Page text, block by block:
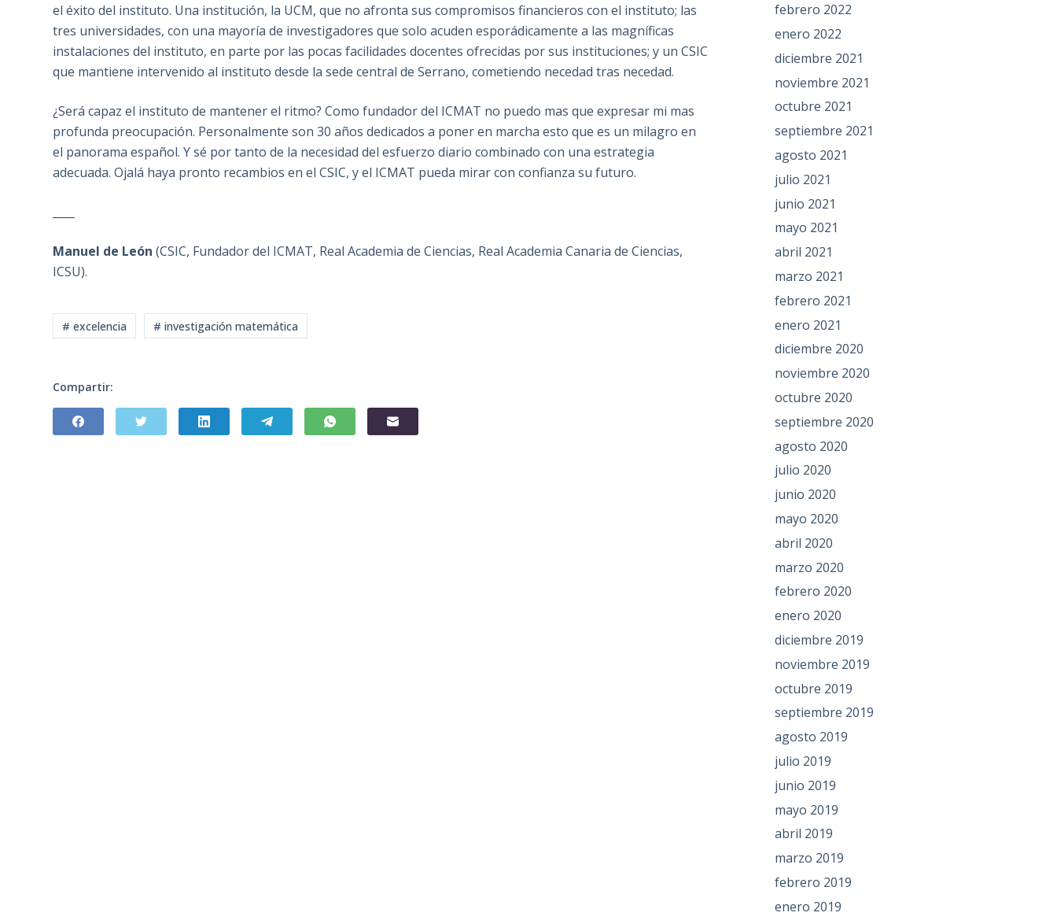
el éxito del instituto. Una institución, la UCM, que no afronta sus compromisos financieros con el instituto; las
tres universidades, con una mayoría de investigadores que solo acuden esporádicamente a las magníficas
instalaciones del instituto, en parte por las pocas facilidades docentes ofrecidas por sus instituciones; y un CSIC
que mantiene intervenido al instituto desde la sede central de Serrano, cometiendo necedad tras necedad.
¿Será capaz el instituto de mantener el ritmo? Como fundador del ICMAT no puedo mas que expresar mi mas
profunda preocupación. Personalmente son 30 años dedicados a poner en marcha esto que es un milagro en
el panorama español. Y sé por tanto de la necesidad del esfuerzo diario combinado con una estrategia
adecuada. Ojalá haya pronto recambios en el CSIC, y el ICMAT pueda mirar con confianza su futuro.
Manuel de León (CSIC, Fundador del ICMAT, Real Academia de Ciencias, Real Academia Canaria de Ciencias,
ICSU).
# excelencia # investigación matemática
Compartir:
febrero 2022
enero 2022
diciembre 2021
noviembre 2021
octubre 2021
septiembre 2021
agosto 2021
julio 2021
junio 2021
mayo 2021
abril 2021
marzo 2021
febrero 2021
enero 2021
diciembre 2020
noviembre 2020
octubre 2020
septiembre 2020
agosto 2020
julio 2020
junio 2020
mayo 2020
abril 2020
marzo 2020
febrero 2020
enero 2020
diciembre 2019
noviembre 2019
octubre 2019
septiembre 2019
agosto 2019
julio 2019
junio 2019
mayo 2019
abril 2019
marzo 2019
febrero 2019
enero 2019